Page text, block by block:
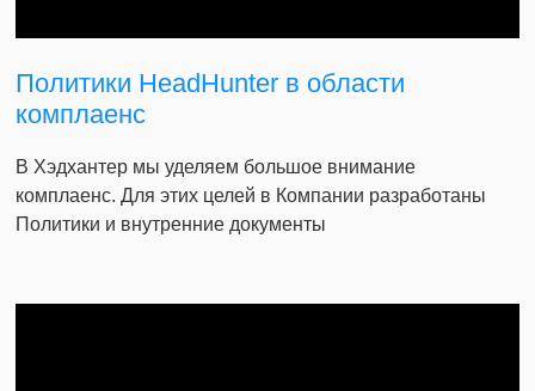
Политики HeadHunter в области
комплаенс
В Хэдхантер мы уделяем большое внимание
комплаенс. Для этих целей в Компании разработаны
Политики и внутренние документы